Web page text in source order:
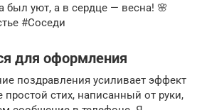
был уют, а в сердце — весна! 🌸
#Соседи
для оформления
поздравления усиливает эффект
стих, написанный от руки,